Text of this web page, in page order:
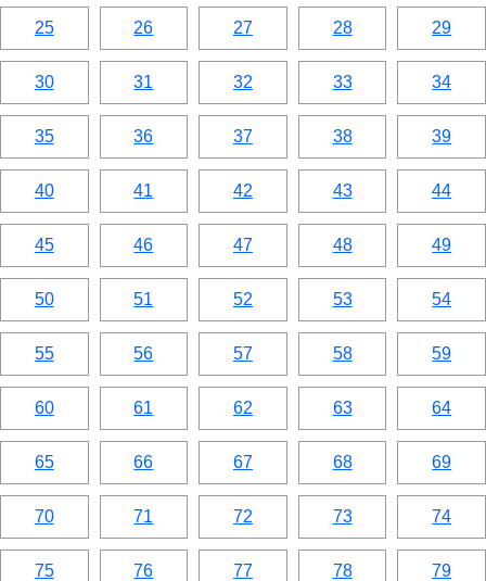
25 26 27 28 29
30 31 32 33 34
35 36 37 38 39
40 41 42 43 44
45 46 47 48 49
50 51 52 53 54
55 56 57 58 59
60 61 62 63 64
65 66 67 68 69
70 71 72 73 74
75 76 77 78 79